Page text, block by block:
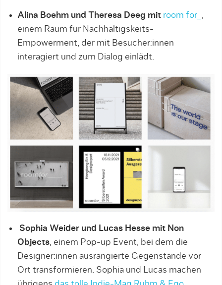
Alina Boehm und Theresa Deeg mit room for_ ,
einem Raum für Nachhaltigskeits-
Empowerment, der mit Besucher:innen
interagiert und zum Dialog einlädt.
Sophia Weider und Lucas Hesse mit Non
Objects, einem Pop-up Event, bei dem die
Designer:innen ausrangierte Gegenstände vor
Ort transformieren. Sophia und Lucas machen